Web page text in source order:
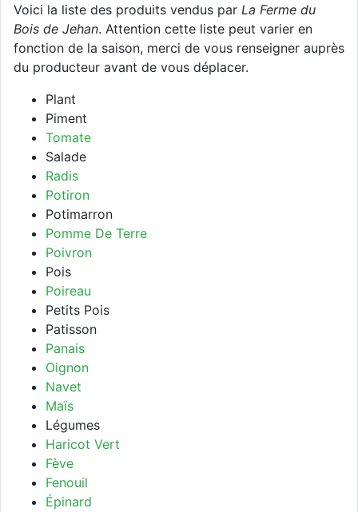
Voici la liste des produits vendus par La Ferme du
Bois de Jehan. Attention cette liste peut varier en
fonction de la saison, merci de vous renseigner auprès
du producteur avant de vous déplacer.
Plant
Piment
Tomate
Salade
Radis
Potiron
Potimarron
Pomme De Terre
Poivron
Pois
Poireau
Petits Pois
Patisson
Panais
Oignon
Navet
Maïs
Légumes
Haricot Vert
Fève
Fenouil
Épinard